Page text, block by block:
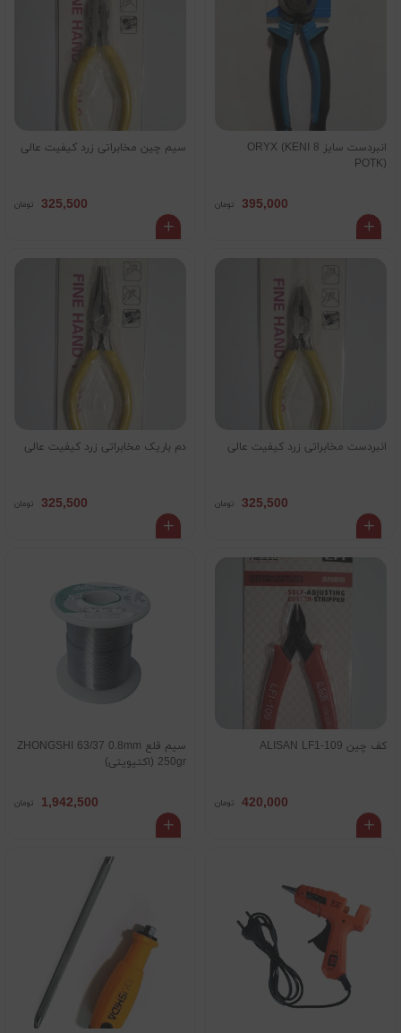
انبردست سایز 8 ORYX (KENI
POTK)
395,000 تومان
سیم چین مخابراتی زرد کیفیت عالی
325,500 تومان
انبردست مخابراتی زرد کیفیت عالی
325,500 تومان
دم باریک مخابراتی زرد کیفیت عالی
325,500 تومان
کف چین ALISAN LF1-109
420,000 تومان
سیم قلع ZHONGSHI 63/37 0.8mm
250gr (اکتیویتی)
1,942,500 تومان